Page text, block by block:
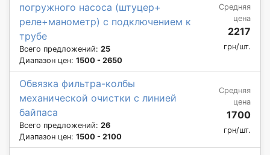
погружного насоса (штуцер+
реле+манометр) с подключением к
трубе
Всего предложений: 25
Диапазон цен: 1500 - 2650
Средняя
цена
2217
грн/шт.
Обвязка фильтра-колбы
механической очистки с линией
байпаса
Всего предложений: 26
Диапазон цен: 1500 - 2100
Средняя
цена
1700
грн/шт.